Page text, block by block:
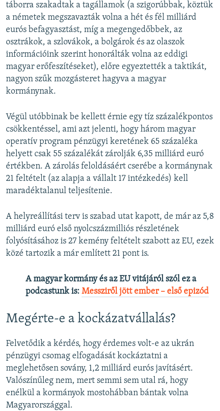
táborra szakadtak a tagállamok (a szigorúbbak, köztük
a németek megszavazták volna a hét és fél milliárd
eurós befagyasztást, míg a megengedőbbek, az
osztrákok, a szlovákok, a bolgárok és az olaszok
információink szerint honorálták volna az eddigi
magyar erőfeszítéseket), előre egyeztették a taktikát,
nagyon szűk mozgásteret hagyva a magyar
kormánynak.
Végül utóbbinak be kellett érnie egy tíz százalékpontos
csökkentéssel, ami azt jelenti, hogy három magyar
operatív program pénzügyi keretének 65 százaléka
helyett csak 55 százalékát zárolják 6,35 milliárd euró
értékben. A zárolás feloldásáért cserébe a kormánynak
21 feltételt (az alapja a vállalt 17 intézkedés) kell
maradéktalanul teljesítenie.
A helyreállítási terv is szabad utat kapott, de már az 5,8
milliárd euró első nyolcszázmilliós részletének
folyósításához is 27 kemény feltételt szabott az EU, ezek
közé tartozik a már említett 21 pont is.
A magyar kormány és az EU vitájáról szól ez a
podcastunk is: ​ Messziről jött ember – első epizód
Megérte-e a kockázatvállalás?
Felvetődik a kérdés, hogy érdemes volt-e az ukrán
pénzügyi csomag elfogadását kockáztatni a
meglehetősen sovány, 1,2 milliárd eurós javításért.
Valószínűleg nem, mert semmi sem utal rá, hogy
enélkül a kormányok mostohábban bántak volna
Magyarországgal.